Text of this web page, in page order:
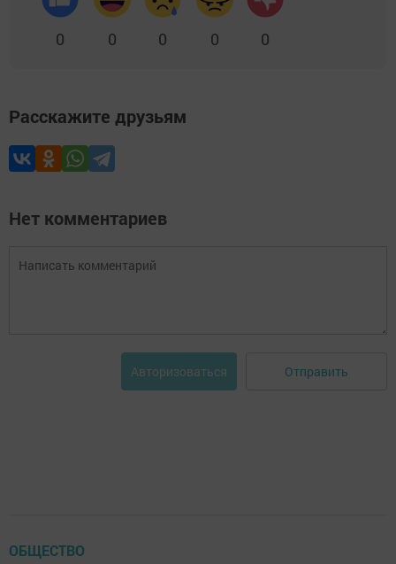
0 0 0 0 0
Расскажите друзьям
Нет комментариев
Авторизоваться Отправить
ОБЩЕСТВО